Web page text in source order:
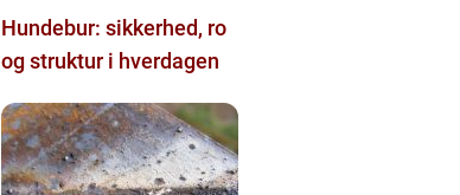
Hundebur: sikkerhed, ro
og struktur i hverdagen